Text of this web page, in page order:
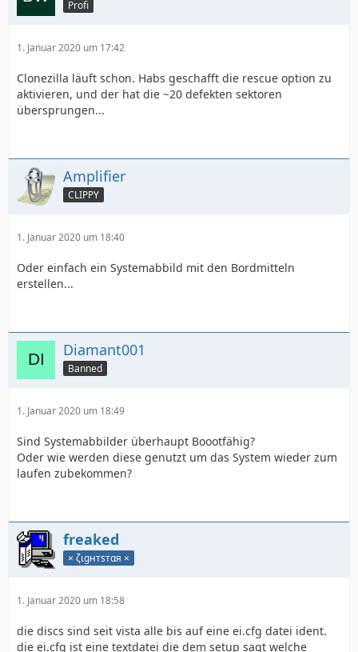
Profi
1. Januar 2020 um 17:42
Clonezilla läuft schon. Habs geschafft die rescue option zu
aktivieren, und der hat die ~20 defekten sektoren
übersprungen...
Amplifier
CLIPPY
1. Januar 2020 um 18:40
Oder einfach ein Systemabbild mit den Bordmitteln
erstellen...
Diamant001
Banned
1. Januar 2020 um 18:49
Sind Systemabbilder überhaupt Boootfähig?
Oder wie werden diese genutzt um das System wieder zum
laufen zubekommen?
freaked
× ζιgнтѕтαя ×
1. Januar 2020 um 18:58
die discs sind seit vista alle bis auf eine ei.cfg datei ident.
die ei.cfg ist eine textdatei die dem setup sagt welche